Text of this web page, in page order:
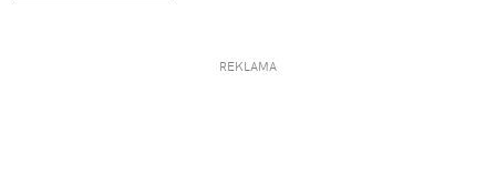
REKLAMA